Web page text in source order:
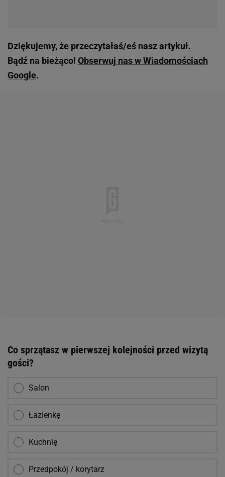
Dziękujemy, że przeczytałaś/eś nasz artykuł.
Bądź na bieżąco! Obserwuj nas w Wiadomościach
Google.
Co sprzątasz w pierwszej kolejności przed wizytą
gości?
Salon
Łazienkę
Kuchnię
Przedpokój / korytarz